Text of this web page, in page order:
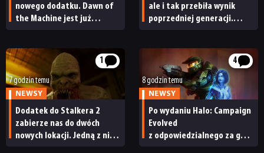
nowego dodatku. Dawn of
the Machine jest już
ale i tak przebiła wynik
poprzedniej generacji.
1
7 godzin temu
NEWSY
Dodatek do Stalkera 2
zabierze nas do dwóch
nowych lokacji. Jedną z nich
4
8 godzin temu
NEWSY
Po wydaniu Halo: Campaign
Evolved
z odpowiedzialnego za grę